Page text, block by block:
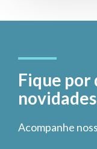
Fique por
Acompanhe